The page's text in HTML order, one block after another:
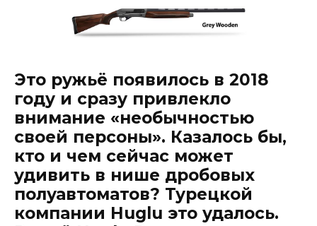
Это ружьё появилось в 2018
году и сразу привлекло
внимание «необычностью
своей персоны». Казалось бы,
кто и чем сейчас может
удивить в нише дробовых
полуавтоматов? Турецкой
компании Huglu это удалось.